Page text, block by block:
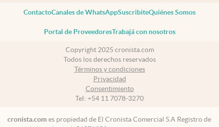
ContactoCanales de WhatsAppSuscribiteQuiénes Somos
Portal de ProveedoresTrabajá con nosotros
Copyright 2025 cronista.com
Todos los derechos reservados
Términos y condiciones
Privacidad
Consentimiento
Tel: +54 11 7078-3270
cronista.com es propiedad de El Cronista Comercial S.A Registro de